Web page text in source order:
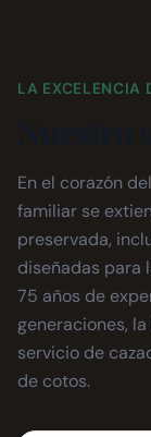
LA EXCELENCIA
En el corazón
familiar se
preservada,
diseñadas para
75 años de
generaciones,
servicio de
de cotos.